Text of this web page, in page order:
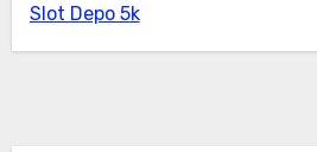
Slot Depo 5k